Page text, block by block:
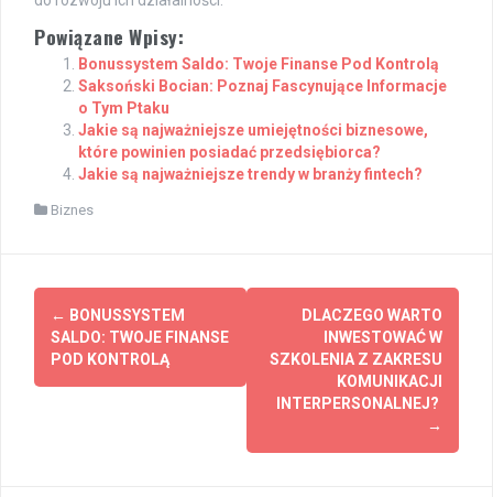
Powiązane Wpisy:
Bonussystem Saldo: Twoje Finanse Pod Kontrolą
Saksoński Bocian: Poznaj Fascynujące Informacje
o Tym Ptaku
Jakie są najważniejsze umiejętności biznesowe,
które powinien posiadać przedsiębiorca?
Jakie są najważniejsze trendy w branży fintech?
Biznes
Post
navigation
← BONUSSYSTEM
SALDO: TWOJE FINANSE
POD KONTROLĄ
DLACZEGO WARTO
INWESTOWAĆ W
SZKOLENIA Z ZAKRESU
KOMUNIKACJI
INTERPERSONALNEJ?
→